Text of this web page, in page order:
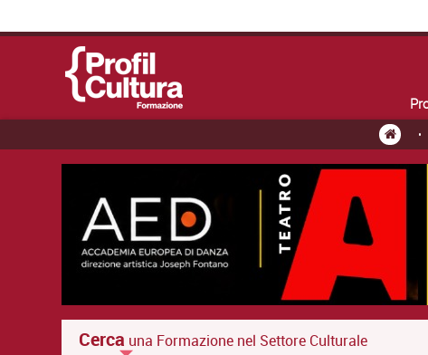
Cerca una Formazione nel Settore Culturale